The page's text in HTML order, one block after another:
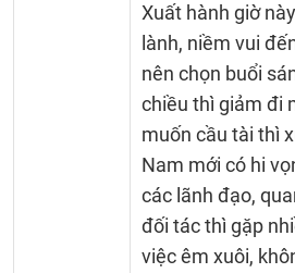
Xuất hành giờ
lành, niềm vui
nên chọn buổi
chiều thì giảm đi
muốn cầu tài thì
Nam mới có hi
các lãnh đạo,
đối tác thì gặp
việc êm xuôi,